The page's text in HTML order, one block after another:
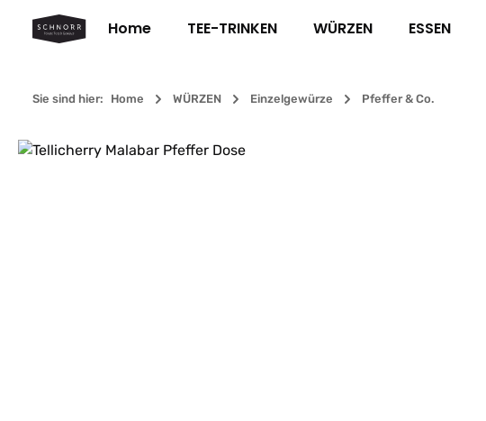
Hauptinhalt springen
Zur Suche springen
Zur Hauptnavigation springen
Home TEE-TRINKEN WÜRZEN ESSEN
Sie sind hier: Home WÜRZEN Einzelgewürze Pfeffer & Co.
Bildergalerie überspringen